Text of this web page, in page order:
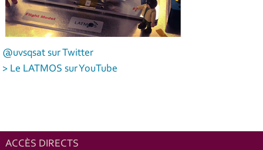
@uvsqsat sur Twitter
> Le LATMOS sur YouTube
ACCÈS DIRECTS